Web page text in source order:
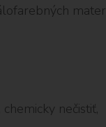
nečistiť,